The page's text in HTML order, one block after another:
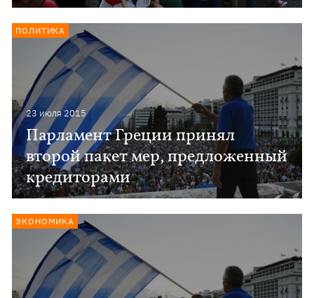
23 июля 2015
Парламент Греции принял
второй пакет мер, предложенный
кредиторами
ПОЛИТИКА
ЭКОНОМИКА